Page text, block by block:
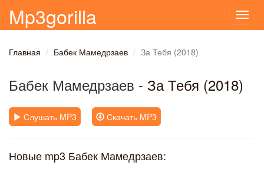
Mp3gorilla
Главная Бабек Мамедрзаев За Тебя (2018)
Бабек Мамедрзаев - За Тебя (2018)
Слушать MP3 Скачать MP3
Новые mp3 Бабек Мамедрзаев: